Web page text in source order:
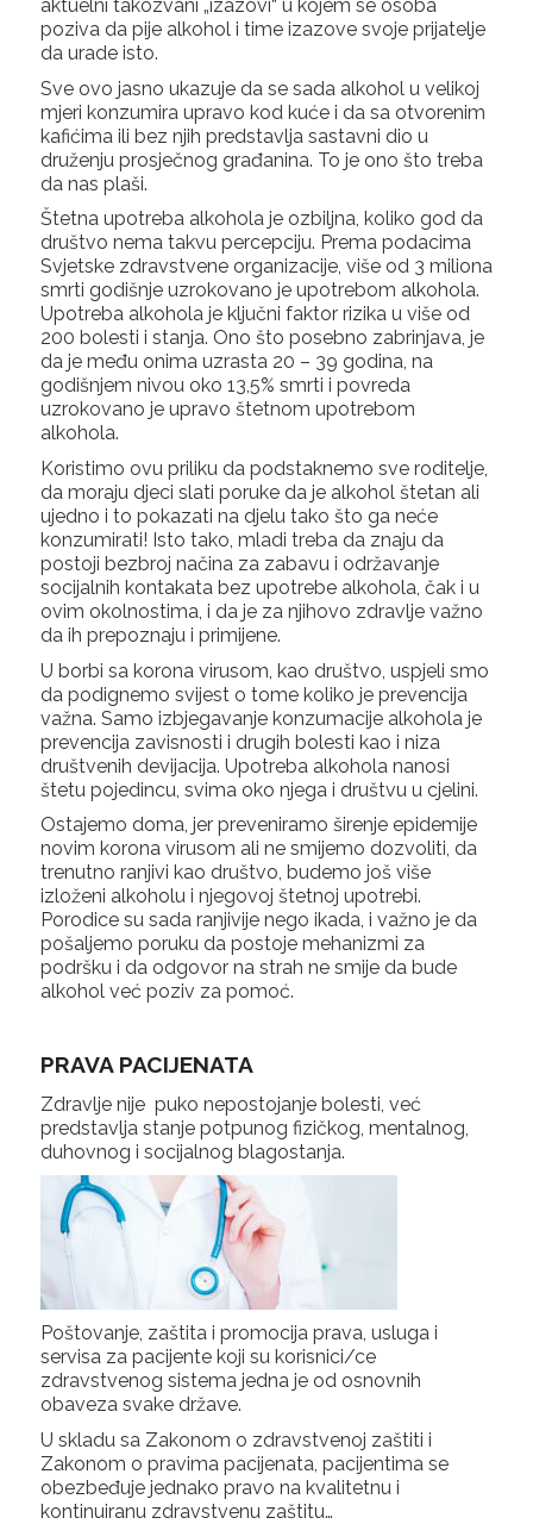
aktuelni takozvani „izazovi“ u kojem se osoba
poziva da pije alkohol i time izazove svoje prijatelje
da urade isto.
Sve ovo jasno ukazuje da se sada alkohol u velikoj
mjeri konzumira upravo kod kuće i da sa otvorenim
kafićima ili bez njih predstavlja sastavni dio u
druženju prosječnog građanina. To je ono što treba
da nas plaši.
Štetna upotreba alkohola je ozbiljna, koliko god da
društvo nema takvu percepciju. Prema podacima
Svjetske zdravstvene organizacije, više od 3 miliona
smrti godišnje uzrokovano je upotrebom alkohola.
Upotreba alkohola je ključni faktor rizika u više od
200 bolesti i stanja. Ono što posebno zabrinjava, je
da je među onima uzrasta 20 – 39 godina, na
godišnjem nivou oko 13,5% smrti i povreda
uzrokovano je upravo štetnom upotrebom
alkohola.
Koristimo ovu priliku da podstaknemo sve roditelje,
da moraju djeci slati poruke da je alkohol štetan ali
ujedno i to pokazati na djelu tako što ga neće
konzumirati! Isto tako, mladi treba da znaju da
postoji bezbroj načina za zabavu i održavanje
socijalnih kontakata bez upotrebe alkohola, čak i u
ovim okolnostima, i da je za njihovo zdravlje važno
da ih prepoznaju i primijene.
U borbi sa korona virusom, kao društvo, uspjeli smo
da podignemo svijest o tome koliko je prevencija
važna. Samo izbjegavanje konzumacije alkohola je
prevencija zavisnosti i drugih bolesti kao i niza
društvenih devijacija. Upotreba alkohola nanosi
štetu pojedincu, svima oko njega i društvu u cjelini.
Ostajemo doma, jer preveniramo širenje epidemije
novim korona virusom ali ne smijemo dozvoliti, da
trenutno ranjivi kao društvo, budemo još više
izloženi alkoholu i njegovoj štetnoj upotrebi.
Porodice su sada ranjivije nego ikada, i važno je da
pošaljemo poruku da postoje mehanizmi za
podršku i da odgovor na strah ne smije da bude
alkohol već poziv za pomoć.
PRAVA PACIJENATA
Zdravlje nije puko nepostojanje bolesti, već
predstavlja stanje potpunog fizičkog, mentalnog,
duhovnog i socijalnog blagostanja.
Poštovanje, zaštita i promocija prava, usluga i
servisa za pacijente koji su korisnici/ce
zdravstvenog sistema jedna je od osnovnih
obaveza svake države.
U skladu sa Zakonom o zdravstvenoj zaštiti i
Zakonom o pravima pacijenata, pacijentima se
obezbeđuje jednako pravo na kvalitetnu i
kontinuiranu zdravstvenu zaštitu…